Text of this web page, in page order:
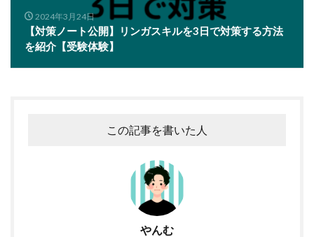
2024年3月24日
【対策ノート公開】リンガスキルを3日で対策する方法
を紹介【受験体験】
この記事を書いた人
やんむ